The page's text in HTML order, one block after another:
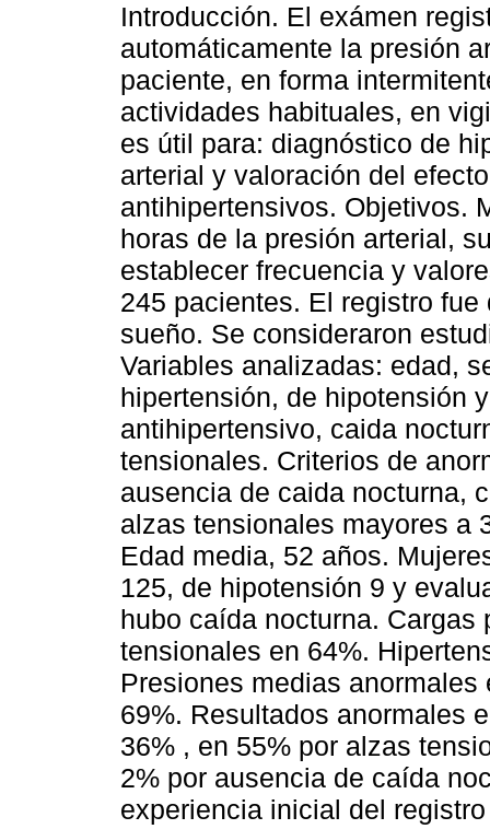
Introducción. El exámen
automáticamente la presión
paciente, en forma
actividades habituales, en
es útil para: diagnóstico de
arterial y valoración del
antihipertensivos. Objetivos.
horas de la presión arterial,
establecer frecuencia y
245 pacientes. El registro
sueño. Se consideraron
Variables analizadas: edad,
hipertensión, de hipotensión
antihipertensivo, caida
tensionales. Criterios de
ausencia de caida nocturna,
alzas tensionales mayores a
Edad media, 52 años.
125, de hipotensión 9 y
hubo caída nocturna. Cargas
tensionales en 64%.
Presiones medias
69%. Resultados anormales
36% , en 55% por alzas
2% por ausencia de caída
experiencia inicial del